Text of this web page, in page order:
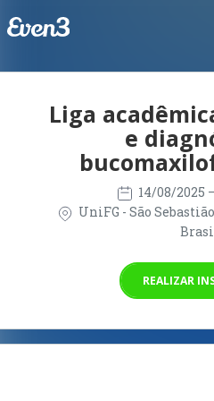
Liga
e
14/08/2025
UniFG - São
REALIZAR